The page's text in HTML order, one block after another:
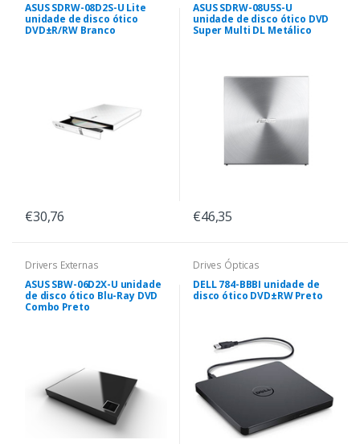
ASUS SDRW-08D2S-U Lite
unidade de disco ótico
DVD±R/RW Branco
€30,76
ASUS SDRW-08U5S-U
unidade de disco ótico DVD
Super Multi DL Metálico
€46,35
Drivers Externas
ASUS SBW-06D2X-U unidade
de disco ótico Blu-Ray DVD
Combo Preto
Drives Ópticas
DELL 784-BBBI unidade de
disco ótico DVD±RW Preto